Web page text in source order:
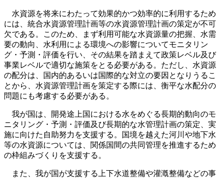
水資源を将来にわたって効果的かつ効率的に利用するため
には、統合水資源管理計画等の水資源管理計画の策定が不可
欠である。このため、まず利用可能な水資源量の把握、水需
要の動向、水利用による環境への影響についてモニタリン
グ・予測・評価を行い、その結果を踏まえて政策レベル及び
事業レベルで適切な施策をとる必要がある。ただし、水資源
の配分は、国内的あるいは国際的な対立の要因となりうるこ
とから、水資源管理計画を策定する際には、衡平な水配分の
問題にも考慮する必要がある。
我が国は、開発途上国における水をめぐる長期的動向のモ
ニタリング・予測・評価及び長期的な水管理計画の策定、実
施に向けた自助努力を支援する。国境を越えた河川や地下水
等の水資源については、関係国間の共同管理を推進するため
の枠組みづくりを支援する。
また、我が国が支援する上下水道整備や灌漑整備などの事